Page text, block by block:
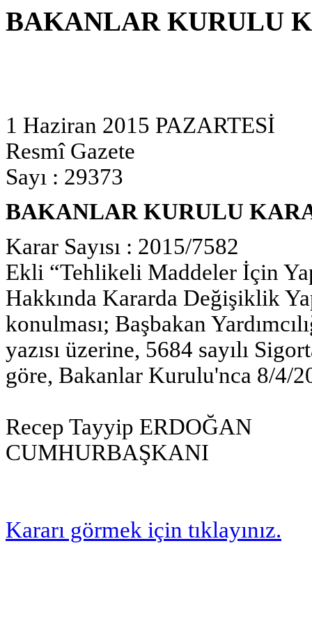
BAKANLAR KURULU
1 Haziran 2015 PAZARTESİ
Resmî Gazete
Sayı : 29373
BAKANLAR KURULU
Karar Sayısı : 2015/7582
Ekli “Tehlikeli Maddeler İçin
Hakkında Kararda Değişiklik
konulması; Başbakan
yazısı üzerine, 5684 sayılı
göre, Bakanlar Kurulu'nca 8/4/
Recep Tayyip ERDOĞAN
CUMHURBAŞKANI
Kararı görmek için tıklayınız.